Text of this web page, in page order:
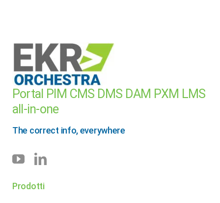
Portal PIM CMS DMS DAM PXM LMS
all-in-one
The correct info, everywhere
Prodotti